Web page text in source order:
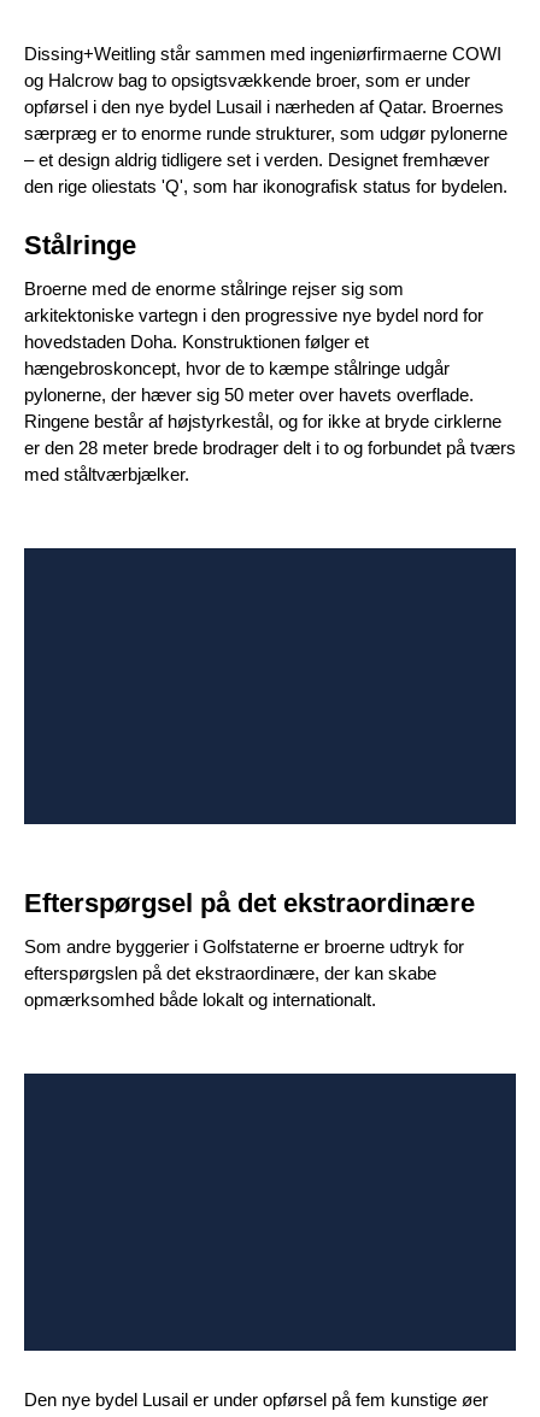
Dissing+Weitling står sammen med ingeniørfirmaerne COWI
og Halcrow bag to opsigtsvækkende broer, som er under
opførsel i den nye bydel Lusail i nærheden af Qatar. Broernes
særpræg er to enorme runde strukturer, som udgør pylonerne
– et design aldrig tidligere set i verden. Designet fremhæver
den rige oliestats 'Q', som har ikonografisk status for bydelen.
Stålringe
Broerne med de enorme stålringe rejser sig som
arkitektoniske vartegn i den progressive nye bydel nord for
hovedstaden Doha. Konstruktionen følger et
hængebroskoncept, hvor de to kæmpe stålringe udgår
pylonerne, der hæver sig 50 meter over havets overflade.
Ringene består af højstyrkestål, og for ikke at bryde cirklerne
er den 28 meter brede brodrager delt i to og forbundet på tværs
med ståltværbjælker.
Efterspørgsel på det ekstraordinære
Som andre byggerier i Golfstaterne er broerne udtryk for
efterspørgslen på det ekstraordinære, der kan skabe
opmærksomhed både lokalt og internationalt.
Den nye bydel Lusail er under opførsel på fem kunstige øer